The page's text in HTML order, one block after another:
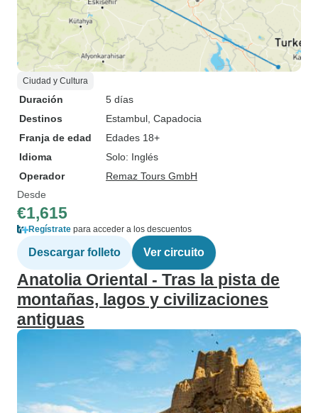
Ciudad y Cultura
Duración
5 días
Destinos
Estambul , Capadocia
Franja de edad
Edades 18+
Idioma
Solo: Inglés
Operador
Remaz Tours GmbH
Desde
€1,615
Regístrate para acceder a los descuentos
Descargar folleto Ver circuito
Anatolia Oriental - Tras la pista de
montañas, lagos y civilizaciones
antiguas